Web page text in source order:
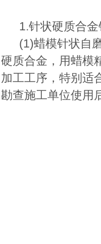
1.针状硬质合金
(1)蜡模针状自磨
硬质合金，用蜡模
加工工序，特别适
勘查施工单位使用